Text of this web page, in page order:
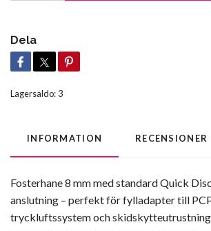
Dela
Lagersaldo: 3
INFORMATION RECENSIONER
Fosterhane 8 mm med standard Quick
anslutning – perfekt för fylladapter till
tryckluftssystem och